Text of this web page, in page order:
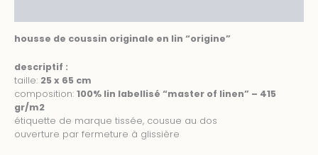
housse de coussin originale en lin “origine”
descriptif :
taille: 25 x 65 cm
composition: 100% lin labellisé “master of linen” – 415
gr/m2
étiquette de marque tissée, cousue au dos
ouverture par fermeture à glissière